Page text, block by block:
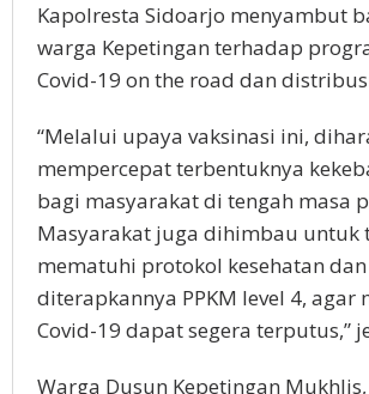
Kapolresta Sidoarjo menyambut
warga Kepetingan terhadap
Covid-19 on the road dan
“Melalui upaya vaksinasi ini,
mempercepat terbentuknya
bagi masyarakat di tengah masa
Masyarakat juga dihimbau untuk
mematuhi protokol kesehatan dan
diterapkannya PPKM level 4, agar
Covid-19 dapat segera terputus,”
Warga Dusun Kepetingan